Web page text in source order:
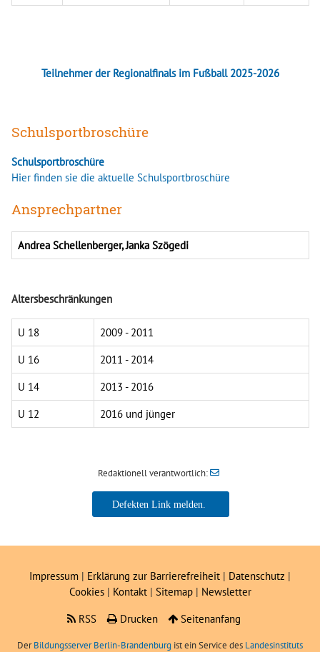
Teilnehmer der Regionalfinals im Fußball 2025-2026
Schulsportbroschüre
Schulsportbroschüre
Hier finden sie die aktuelle Schulsportbroschüre
Ansprechpartner
Andrea Schellenberger, Janka Szögedi
Altersbeschränkungen
U 18
2009 - 2011
U 16
2011 - 2014
U 14
2013 - 2016
U 12
2016 und jünger
Redaktionell verantwortlich:
Impressum | Erklärung zur Barrierefreiheit | Datenschutz |
Cookies| Kontakt | Sitemap| Newsletter
RSS
Drucken Seitenanfang
DerBildungsserver Berlin-Brandenburg ist ein Service des Landesinstituts